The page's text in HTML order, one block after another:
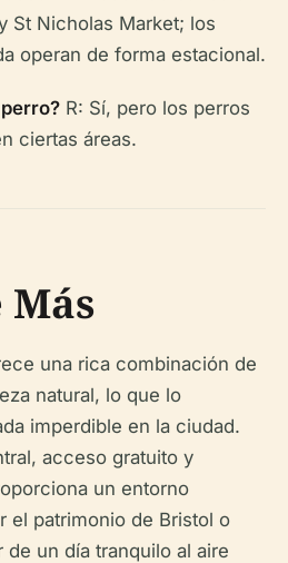
St Nicholas Market; los
operan de forma estacional.
R: Sí, pero los perros
ciertas áreas.
Más
una rica combinación de
natural, lo que lo
imperdible en la ciudad.
acceso gratuito y
un entorno
el patrimonio de Bristol o
un día tranquilo al aire